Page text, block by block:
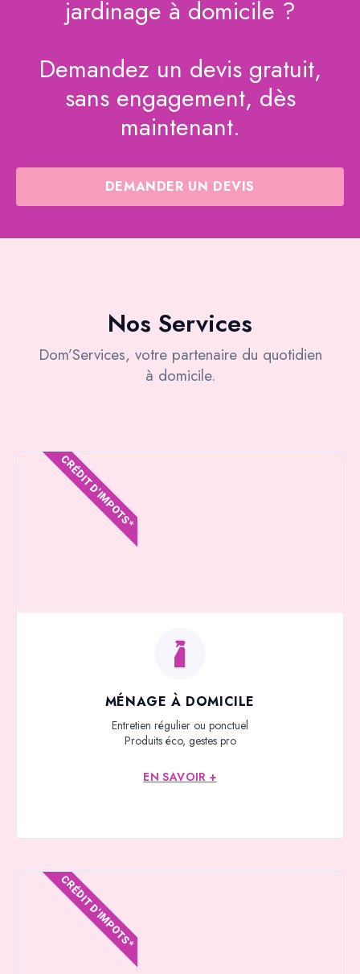
jardinage à domicile ?
Demandez un devis gratuit,
sans engagement, dès
maintenant.
DEMANDER UN DEVIS
Nos Services
Dom’Services, votre partenaire du quotidien
à domicile.
MÉNAGE À DOMICILE
Entretien régulier ou ponctuel
Produits éco, gestes pro
EN SAVOIR +
CRÉDIT D'IMPOTS*
CRÉDIT D'IMPOTS*